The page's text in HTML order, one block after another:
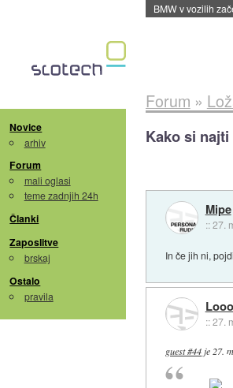
BMW v vozilih
Novice
arhiv
Forum
mali oglasi
teme zadnjih 24h
Članki
Zaposlitve
brskaj
Ostalo
pravila
Forum »
Kako si
Mipe
::27.
In če jih ni,
::27.
guest #44je27.